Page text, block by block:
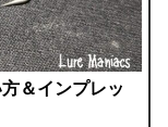
＆インプレッ